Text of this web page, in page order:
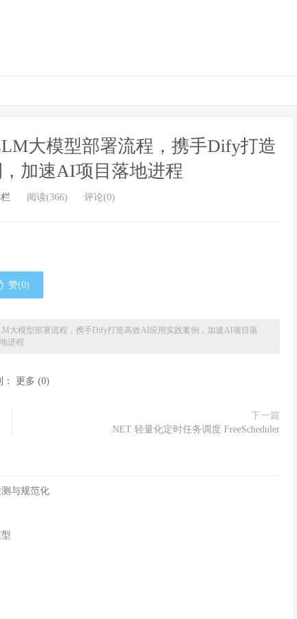
大模型部署流程，携手Dify打造
加速AI项目落地进程
阅读(366) 评论(0)
赞(0)
大模型部署流程，携手Dify打造高效AI应用实践案例，加速AI项目落
地进程
更多 (0)
下一篇
.NET 轻量化定时任务调度 FreeScheduler
测与规范化